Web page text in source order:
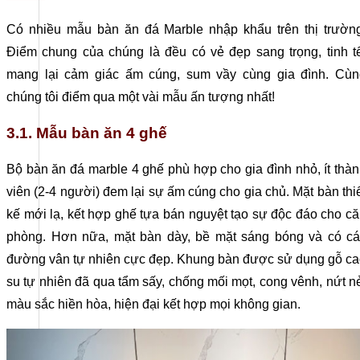
Có nhiều mẫu bàn ăn đá Marble nhập khẩu trên thị
Điểm chung của chúng là đều có vẻ đẹp sang trọng, tinh
mang lại cảm giác ấm cúng, sum vầy cùng gia đình.
chúng tôi điểm qua một vài mẫu ấn tượng nhất!
3.1. Mẫu bàn ăn 4 ghế
Bộ bàn ăn đá marble 4 ghế phù hợp cho gia đình nhỏ, ít
viên (2-4 người) đem lại sự ấm cúng cho gia chủ. Mặt bàn
kế mới lạ, kết hợp ghế tựa bán nguyệt tạo sự độc đáo cho
phòng. Hơn nữa, mặt bàn dày, bề mặt sáng bóng và có
đường vân tự nhiên cực đẹp. Khung bàn được sử dụng gỗ
su tự nhiên đã qua tẩm sấy, chống mối mọt, cong vênh, nứt
màu sắc hiền hòa, hiện đại kết hợp mọi không gian.